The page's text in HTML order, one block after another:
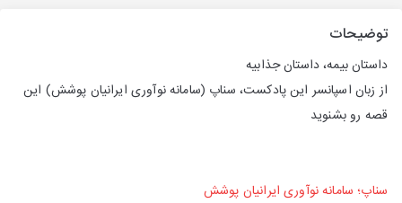
توضیحات
داستان بیمه، داستان جذابیه
از زبان اسپانسر این پادکست، سناپ (سامانه نوآوری ایرانیان پوشش) این
قصه رو بشنوید
سناپ؛ سامانه نوآوری ایرانیان پوشش